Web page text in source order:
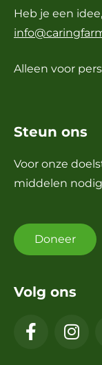
Heb je een
Alleen voor
Steun ons
Voor onze
middelen
Doneer
Volg ons